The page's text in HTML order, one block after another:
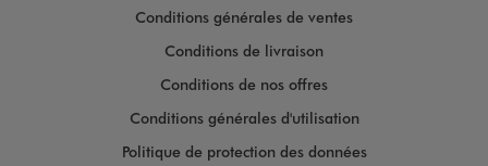
Conditions générales de ventes
Conditions de livraison
Conditions de nos offres
Conditions générales d'utilisation
Politique de protection des données